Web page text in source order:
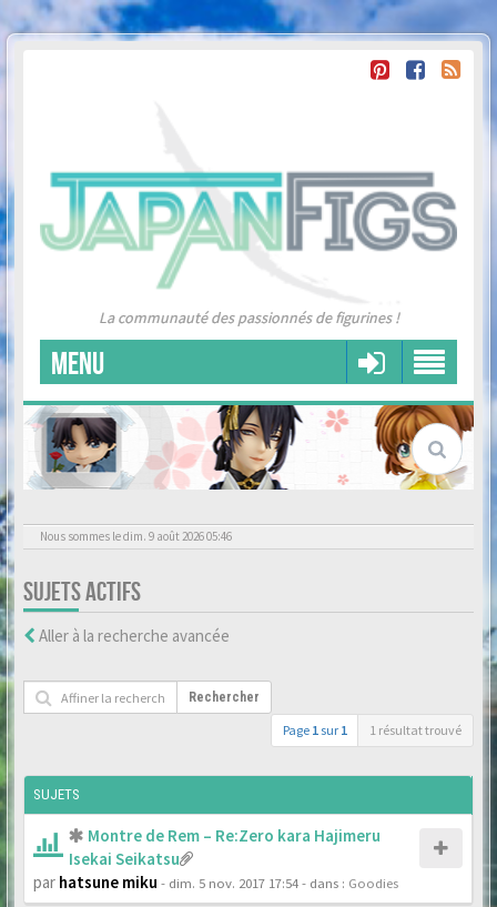
La communauté des passionnés de figurines !
MENU
Nous sommes le dim. 9 août 2026 05:46
SUJETS ACTIFS
Aller à la recherche avancée
Rechercher
Page 1 sur 1 1 résultat trouvé
SUJETS
Montre de Rem – Re:Zero kara Hajimeru
Isekai Seikatsu
par hatsune miku - dim. 5 nov. 2017 17:54- dans : Goodies